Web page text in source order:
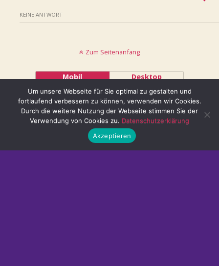
KEINE ANTWORT
Zum Seitenanfang
Mobil Desktop
@ mystisch.net
Um unsere Webseite für Sie optimal zu gestalten und
fortlaufend verbessern zu können, verwenden wir Cookies.
Durch die weitere Nutzung der Webseite stimmen Sie der
Verwendung von Cookies zu. Datenschutzerklärung
Akzeptieren